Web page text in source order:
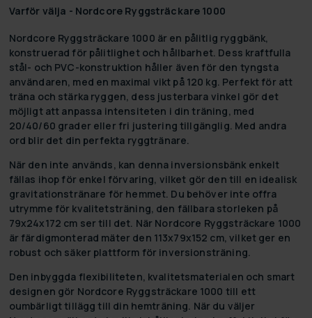
Varför välja - Nordcore Ryggsträckare 1000
Nordcore Ryggsträckare 1000 är en pålitlig ryggbänk,
konstruerad för pålitlighet och hållbarhet. Dess kraftfulla
stål- och PVC-konstruktion håller även för den tyngsta
användaren, med en maximal vikt på 120 kg. Perfekt för att
träna och stärka ryggen, dess justerbara vinkel gör det
möjligt att anpassa intensiteten i din träning, med
20/40/60 grader eller fri justering tillgänglig. Med andra
ord blir det din perfekta ryggtränare.
När den inte används, kan denna inversionsbänk enkelt
fällas ihop för enkel förvaring, vilket gör den till en idealisk
gravitationstränare för hemmet. Du behöver inte offra
utrymme för kvalitetsträning, den fällbara storleken på
79x24x172 cm ser till det. När Nordcore Ryggsträckare 1000
är färdigmonterad mäter den 113x79x152 cm, vilket ger en
robust och säker plattform för inversionsträning.
Den inbyggda flexibiliteten, kvalitetsmaterialen och smart
designen gör Nordcore Ryggsträckare 1000 till ett
oumbärligt tillägg till din hemträning. När du väljer